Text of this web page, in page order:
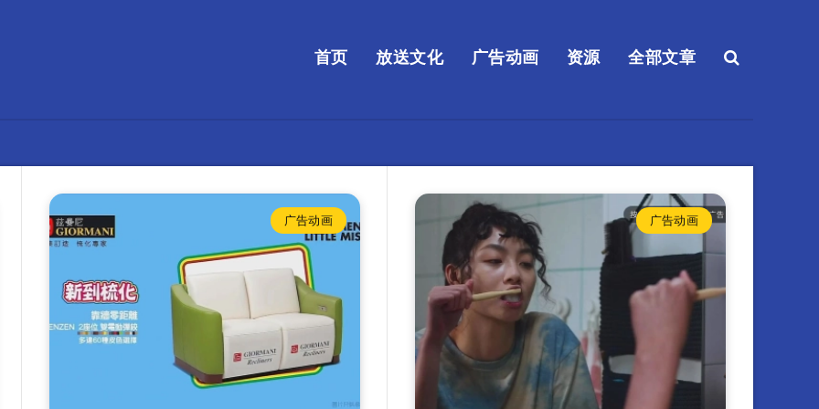
首页 放送文化 广告动画 资源 全部文章
广告动画 广告动画